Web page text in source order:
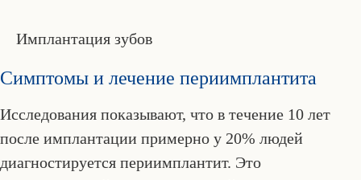
Имплантация зубов
Симптомы и лечение периимплантита
Исследования показывают, что в течение 10 лет
после имплантации примерно у 20% людей
диагностируется периимплантит. Это